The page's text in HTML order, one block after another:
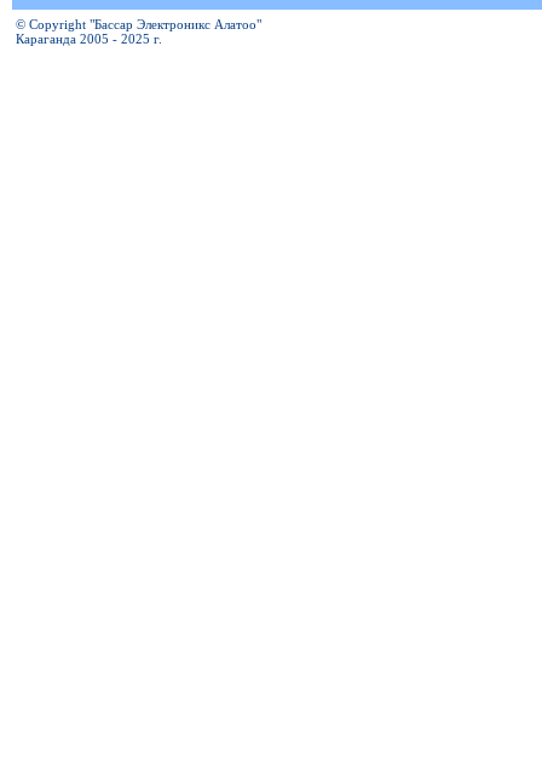
© Copyright "Бассар Электроникс Алатоо"
Караганда 2005 - 2025 г.